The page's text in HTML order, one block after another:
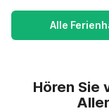
Alle
Hören Sie